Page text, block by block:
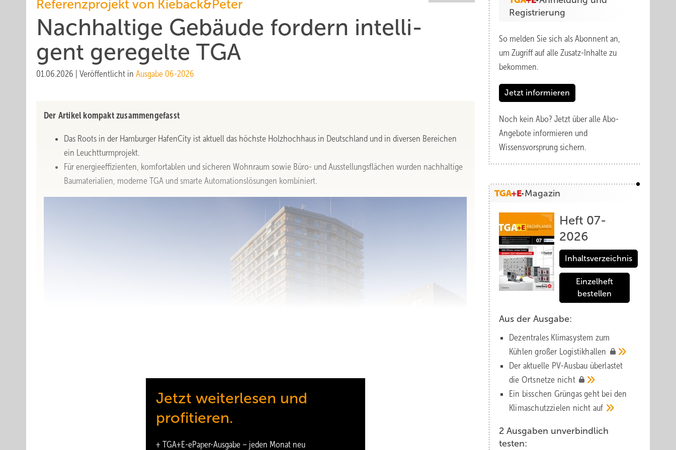
Referenzprojekt von Kieback&Peter
Nachhaltige Gebäude fordern intelli­
gent geregelte TGA
01.06.2026 Veröffentlicht in Ausgabe 06-2026
Der Artikel kompakt zusammengefasst
Das Roots in der Hamburger HafenCity ist aktuell das höchste Holzhochhaus in Deutschland und in diversen Bereichen
ein Leuchtturmprojekt.
Für energieeffizienten, komfortablen und sicheren Wohnraum sowie Büro- und Ausstellungsflächen wurden nachhaltige
Baumaterialien, moderne TGA und smarte Automationslösungen kombiniert.
Jetzt weiterlesen und
profitieren.
+ TGA+E-ePaper-Ausgabe – jeden Monat neu
Registrierung
So melden Sie sich als Abonnent an,
um Zugriff auf alle Zusatz-Inhalte zu
bekommen.
Jetzt informieren
Noch kein Abo? Jetzt über alle Abo-
Angebote informieren und
Wissensvorsprung sichern.
Magazin
Heft 07-
2026
Inhaltsverzeichnis
Einzelheft
bestellen
Aus der Ausgabe:
Dezentrales Klimasystem zum
Kühlen großer Logistik­hallen
Der aktuelle PV-Ausbau über­lastet
die Orts­netze nicht
Ein bisschen Grüngas geht bei den
Klima­schutz­zielen nicht auf
2 Ausgaben unverbindlich
testen: